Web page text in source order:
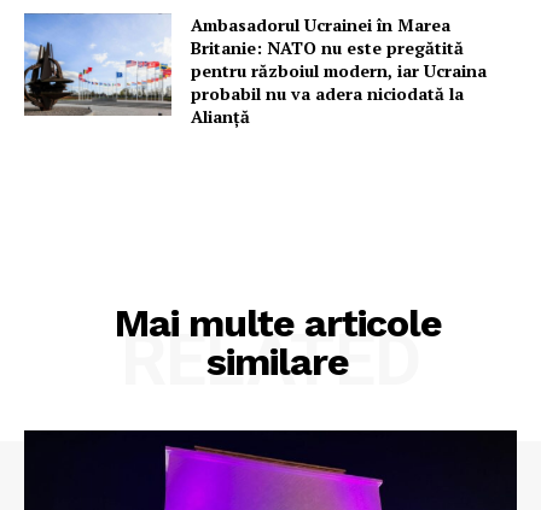
PRESShub
Proiecte editoriale
Ambasadorul Ucrainei în Marea
Britanie: NATO nu este pregătită
pentru războiul modern, iar Ucraina
probabil nu va adera niciodată la
Alianță
Mai multe articole
similare
RELATED